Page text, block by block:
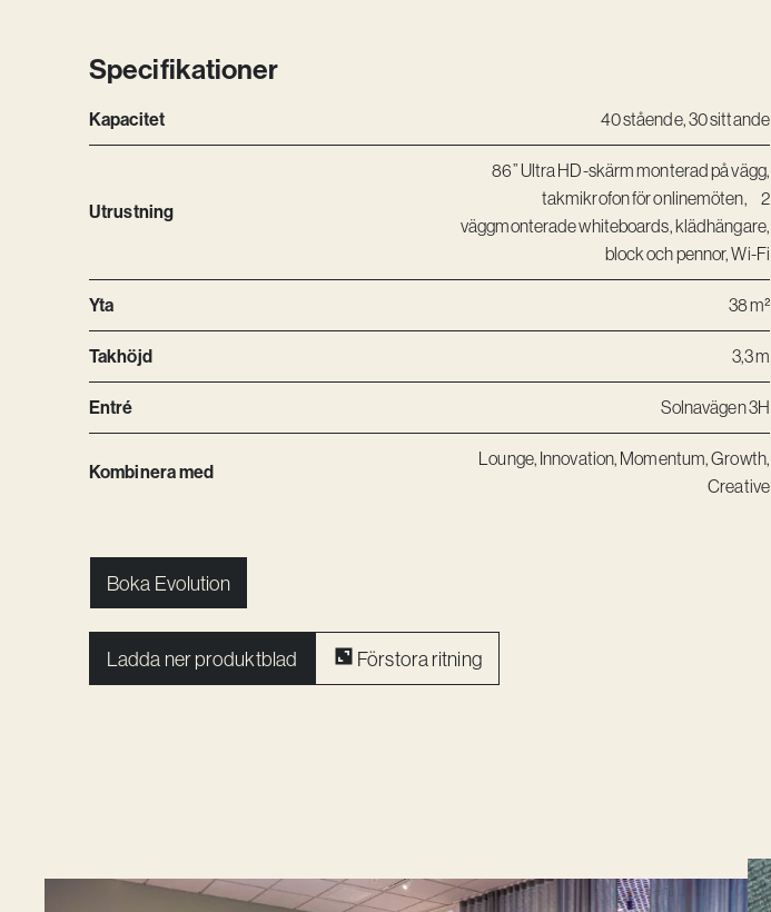
Specifikationer
Kapacitet 40 stående, 30 sittande
Utrustning
86” Ultra HD-skärm monterad på vägg,
takmikrofon för onlinemöten, 2
väggmonterade whiteboards, klädhängare,
block och pennor, Wi-Fi
Yta 38 m²
Takhöjd 3,3 m
Entré Solnavägen 3H
Kombinera med
Lounge, Innovation, Momentum,Growth,
Creative
Boka Evolution
Ladda ner produktblad Förstora ritning